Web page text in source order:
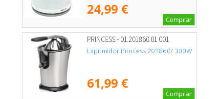
24,99 €
Comprar
PRINCESS - 01.201860.01.001
Exprimidor Princess 201860/ 300W
61,99 €
Comprar